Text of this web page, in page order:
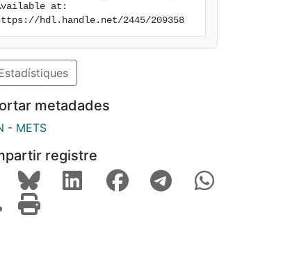
at:
hdl.handle.net/2445/209358
metadades
- METS
registre